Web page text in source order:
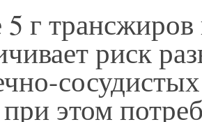
г трансжиров
риск
этом